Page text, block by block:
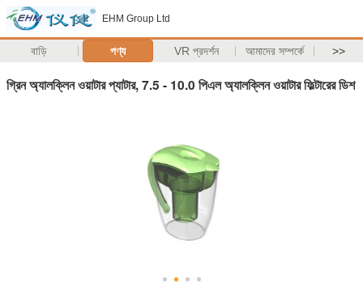
EHM Group Ltd
বাড়ি পণ্য VR প্রদর্শন আমাদের সম্পর্কে >>
গ্রিন অ্যালক্লিন ওয়াটার প্যাটার, 7.5 - 10.0 পিএল অ্যালক্লিন ওয়াটার ফিল্টারের ডিশ